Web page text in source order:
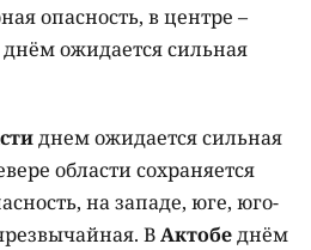
опасность, в центре –
днём ожидается сильная
днем ожидается сильная
области сохраняется
на западе, юге, юго-
ВАктобеднём